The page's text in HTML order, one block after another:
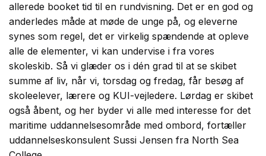
allerede booket tid til en rundvisning. Det er en god og
anderledes måde at møde de unge på, og eleverne
synes som regel, det er virkelig spændende at opleve
alle de elementer, vi kan undervise i fra vores
skoleskib. Så vi glæder os i dén grad til at se skibet
summe af liv, når vi, torsdag og fredag, får besøg af
skoleelever, lærere og KUI-vejledere. Lørdag er skibet
også åbent, og her byder vi alle med interesse for det
maritime uddannelsesområde med ombord, fortæller
uddannelseskonsulent Sussi Jensen fra North Sea